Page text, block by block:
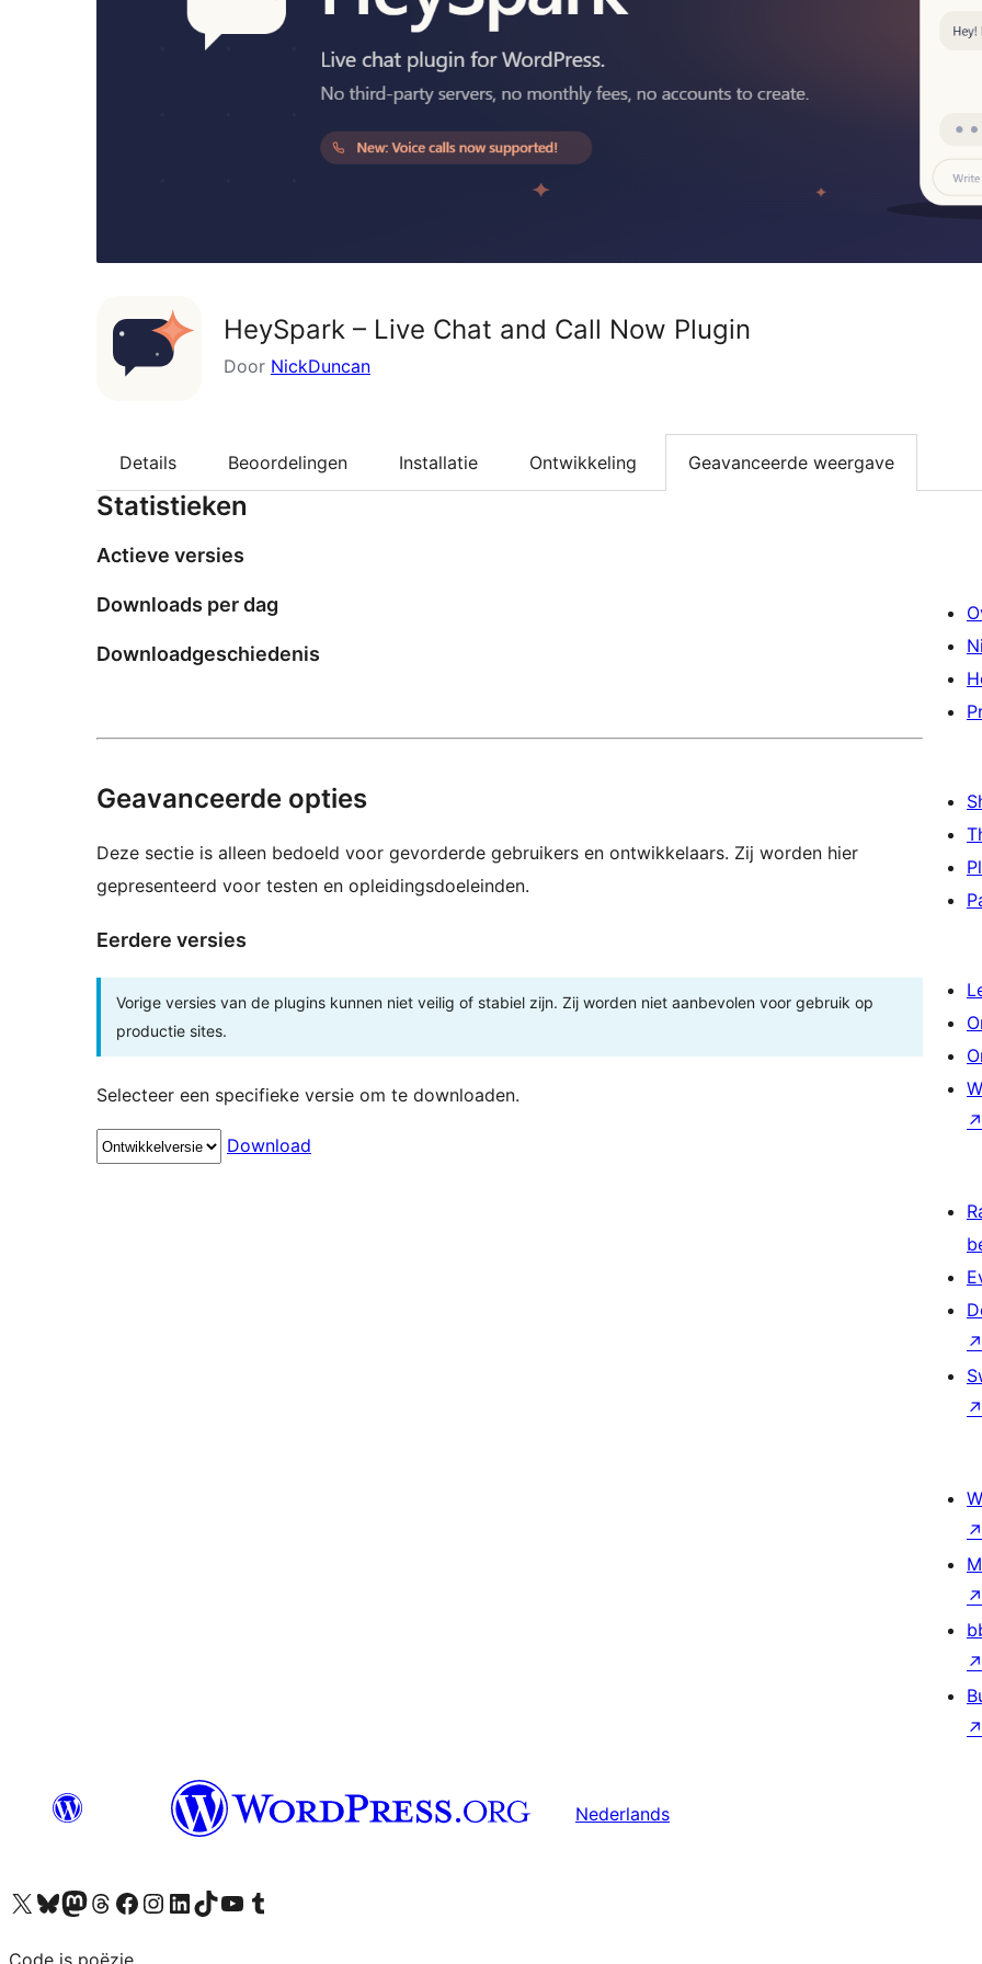
HeySpark – Live Chat and Call Now Plugin
Door NickDuncan
Details Beoordelingen Installatie Ontwikkeling Geavanceerde weergave
Statistieken
Actieve versies
Downloads per dag
Downloadgeschiedenis
Geavanceerde opties
Deze sectie is alleen bedoeld voor gevorderde gebruikers en ontwikkelaars. Zij worden hier
gepresenteerd voor testen en opleidingsdoeleinden.
Eerdere versies
Vorige versies van de plugins kunnen niet veilig of stabiel zijn. Zij worden niet aanbevolen voor gebruik op
productie sites.
Selecteer een specifieke versie om te downloaden.
Download
↗
↗
↗
↗
↗
↗
↗
Nederlands
Bezoek ons X (voorheen Twitter) account
Bezoek ons Bluesky account
Bezoek ons Mastodon account
Bezoek ons Threads account
Onze Facebook pagina bezoeken
Bezoek ons Instagram account
Bezoek ons LinkedIn account
Bezoek ons TikTok account
Bezoek ons YouTube kanaalBezoek ons Tumblr account